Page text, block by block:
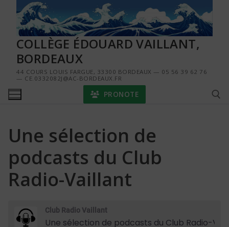
contenu
COLLÈGE ÉDOUARD VAILLANT,
BORDEAUX
44 COURS LOUIS FARGUE, 33300 BORDEAUX — 05 56 39 62 76
— CE.0332082J@AC-BORDEAUX.FR
PRONOTE
Rechercher :
Une sélection de
podcasts du Club
Radio-Vaillant
Club Radio Vaillant